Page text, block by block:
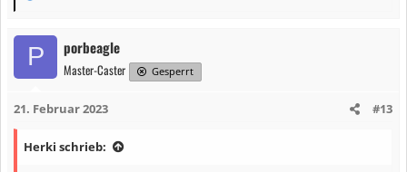
a
k
o
e
P porbeagle
Master-Caster Gesperrt
21. Februar 2023 #13
Herki schrieb: